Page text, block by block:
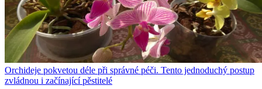
Orchideje pokvetou déle při správné péči. Tento jednoduchý postup
zvládnou i začínající pěstitelé